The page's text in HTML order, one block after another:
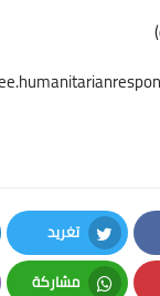
تغريد
Twitter
مشاركة